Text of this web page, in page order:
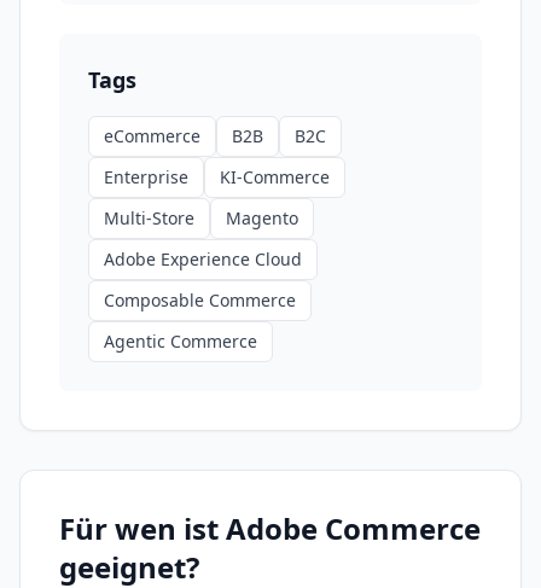
Tags
eCommerce B2B
B2C
Enterprise
KI-Commerce
Multi-Store
Magento
Adobe Experience Cloud
Composable Commerce
Agentic Commerce
Für wen istAdobe Commerce
geeignet?